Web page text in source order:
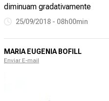
diminuam gradativamente
25/09/2018 - 08h00min
MARIA EUGENIA BOFILL
Enviar E-mail